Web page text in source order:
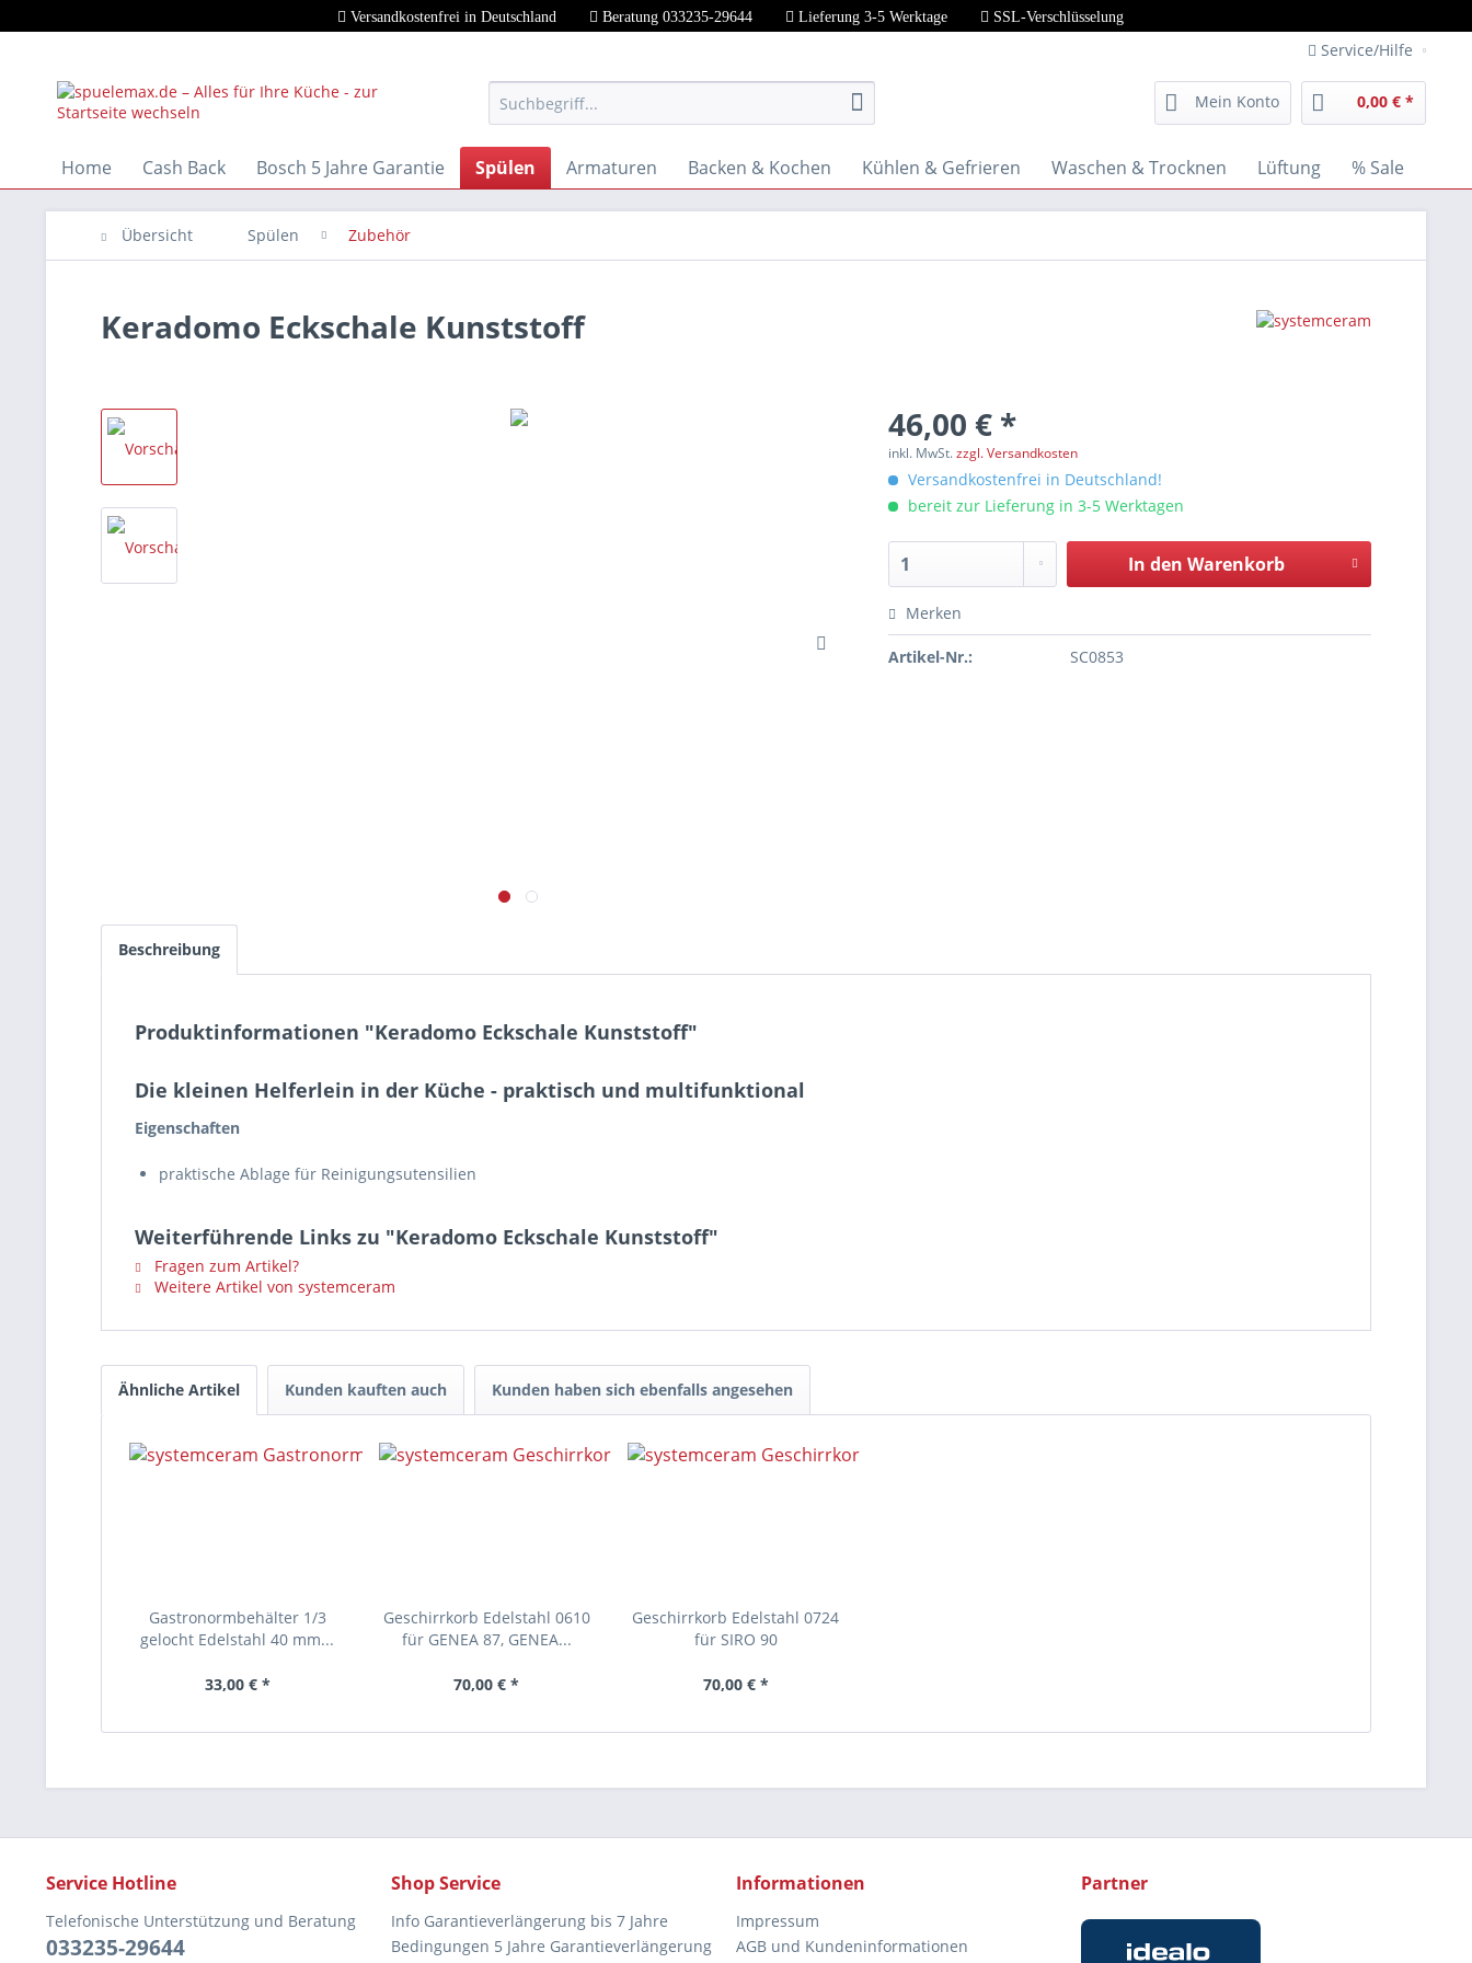
Versandkostenfrei in Deutschland Beratung 033235-29644 Lieferung 3-5 Werktage SSL-Verschlüsselung
Service/Hilfe
Mein Konto 0,00 € *
Home Cash Back Bosch 5 Jahre Garantie Spülen Armaturen Backen & Kochen Kühlen & Gefrieren Waschen & Trocknen Lüftung % Sale
Übersicht Spülen Zubehör
Keradomo Eckschale Kunststoff
46,00 € *
inkl. MwSt.zzgl. Versandkosten
Versandkostenfrei in Deutschland!
bereit zur Lieferung in 3-5 Werktagen
In den Warenkorb
Merken
Artikel-Nr.: SC0853
Beschreibung
Produktinformationen "Keradomo Eckschale Kunststoff"
Die kleinen Helferlein in der Küche - praktisch und multifunktional
Eigenschaften
praktische Ablage für Reinigungsutensilien
Weiterführende Links zu "Keradomo Eckschale Kunststoff"
Fragen zum Artikel?
Weitere Artikel von systemceram
Ähnliche Artikel Kunden kauften auch Kunden haben sich ebenfalls angesehen
Gastronormbehälter 1/3
gelocht Edelstahl 40 mm...
33,00 € *
Geschirrkorb Edelstahl 0610
für GENEA 87, GENEA...
70,00 € *
Geschirrkorb Edelstahl 0724
für SIRO 90
70,00 € *
Service Hotline
Telefonische Unterstützung und Beratung
033235-29644
Shop Service
Info Garantieverlängerung bis 7 Jahre
Bedingungen 5 Jahre Garantieverlängerung
Informationen
Impressum
AGB und Kundeninformationen
Partner